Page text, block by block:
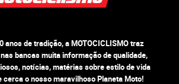
anos de tradição, a MOTOCICLISMO traz
bancas muita informação de qualidade,
notícias, matérias sobre estilo de vida
cerca o nosso maravilhoso Planeta Moto!